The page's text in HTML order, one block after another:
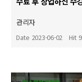
관리자
Date 2023-06-02 Hit